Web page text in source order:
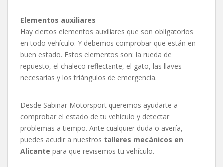
Elementos auxiliares
Hay ciertos elementos auxiliares que son obligatorios
en todo vehículo. Y debemos comprobar que están en
buen estado. Estos elementos son: la rueda de
repuesto, el chaleco reflectante, el gato, las llaves
necesarias y los triángulos de emergencia.
Desde Sabinar Motorsport queremos ayudarte a
comprobar el estado de tu vehículo y detectar
problemas a tiempo. Ante cualquier duda o avería,
puedes acudir a nuestros talleres mecánicos en
Alicante para que revisemos tu vehículo.